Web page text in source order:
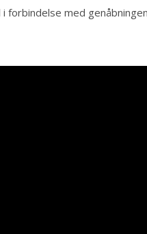
forbindelse med